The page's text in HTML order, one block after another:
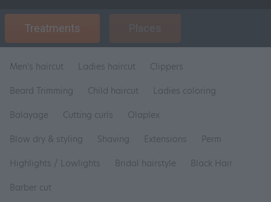
Treatments Places
Men's haircut Ladies haircut
Clippers
Beard Trimming
Child haircut
Ladies coloring
Balayage
Cutting curls
Olaplex
Blow dry & styling
Shaving Extensions
Perm
Highlights / Lowlights
Bridal hairstyle
Black Hair
Barber cut